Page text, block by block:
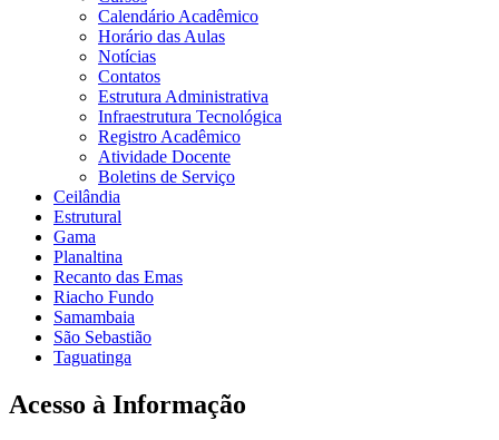
Calendário Acadêmico
Horário das Aulas
Notícias
Contatos
Estrutura Administrativa
Infraestrutura Tecnológica
Registro Acadêmico
Atividade Docente
Boletins de Serviço
Ceilândia
Estrutural
Gama
Planaltina
Recanto das Emas
Riacho Fundo
Samambaia
São Sebastião
Taguatinga
Acesso à Informação